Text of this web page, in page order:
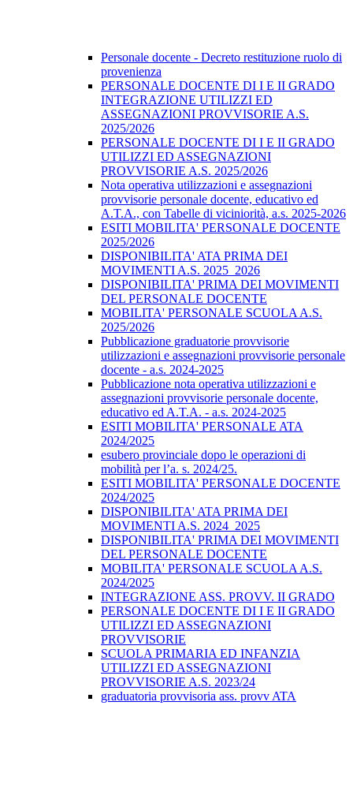
Personale docente - Decreto restituzione ruolo di
provenienza
PERSONALE DOCENTE DI I E II GRADO
INTEGRAZIONE UTILIZZI ED
ASSEGNAZIONI PROVVISORIE A.S.
2025/2026
PERSONALE DOCENTE DI I E II GRADO
UTILIZZI ED ASSEGNAZIONI
PROVVISORIE A.S. 2025/2026
Nota operativa utilizzazioni e assegnazioni
provvisorie personale docente, educativo ed
A.T.A., con Tabelle di viciniorità, a.s. 2025-2026
ESITI MOBILITA' PERSONALE DOCENTE
2025/2026
DISPONIBILITA' ATA PRIMA DEI
MOVIMENTI A.S. 2025_2026
DISPONIBILITA' PRIMA DEI MOVIMENTI
DEL PERSONALE DOCENTE
MOBILITA' PERSONALE SCUOLA A.S.
2025/2026
Pubblicazione graduatorie provvisorie
utilizzazioni e assegnazioni provvisorie personale
docente - a.s. 2024-2025
Pubblicazione nota operativa utilizzazioni e
assegnazioni provvisorie personale docente,
educativo ed A.T.A. - a.s. 2024-2025
ESITI MOBILITA' PERSONALE ATA
2024/2025
esubero provinciale dopo le operazioni di
mobilità per l’a. s. 2024/25.
ESITI MOBILITA' PERSONALE DOCENTE
2024/2025
DISPONIBILITA' ATA PRIMA DEI
MOVIMENTI A.S. 2024_2025
DISPONIBILITA' PRIMA DEI MOVIMENTI
DEL PERSONALE DOCENTE
MOBILITA' PERSONALE SCUOLA A.S.
2024/2025
INTEGRAZIONE ASS. PROVV. II GRADO
PERSONALE DOCENTE DI I E II GRADO
UTILIZZI ED ASSEGNAZIONI
PROVVISORIE
SCUOLA PRIMARIA ED INFANZIA
UTILIZZI ED ASSEGNAZIONI
PROVVISORIE A.S. 2023/24
graduatoria provvisoria ass. provv ATA